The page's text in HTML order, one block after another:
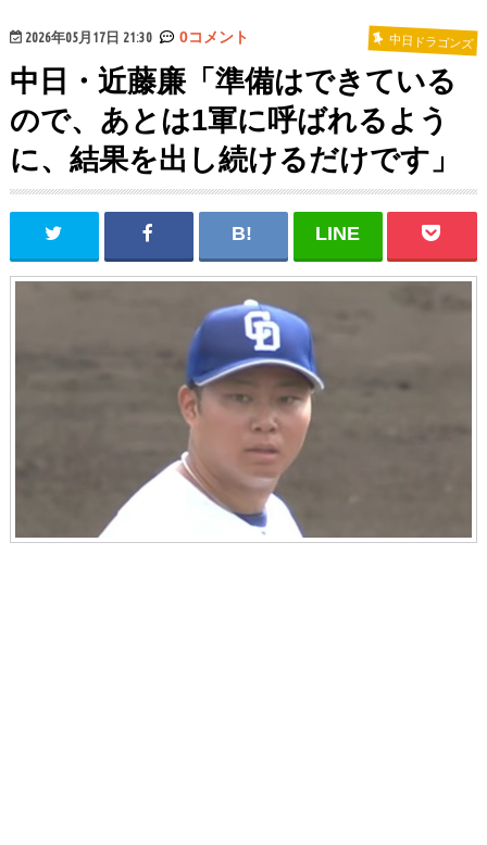
2026年05月17日 21:30 0コメント 中日ドラゴンズ
中日・近藤廉「準備はできている
ので、あとは1軍に呼ばれるよう
に、結果を出し続けるだけです」